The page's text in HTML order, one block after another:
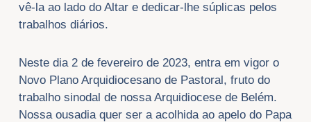
vê-la ao lado do Altar e dedicar-lhe súplicas pelos
trabalhos diários.
Neste dia 2 de fevereiro de 2023, entra em vigor o
Novo Plano Arquidiocesano de Pastoral, fruto do
trabalho sinodal de nossa Arquidiocese de Belém.
Nossa ousadia quer ser a acolhida ao apelo do Papa